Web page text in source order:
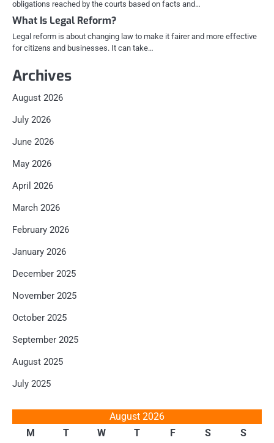
obligations reached by the courts based on facts and…
What Is Legal Reform?
Legal reform is about changing law to make it fairer and more effective
for citizens and businesses. It can take…
Archives
August 2026
July 2026
June 2026
May 2026
April 2026
March 2026
February 2026
January 2026
December 2025
November 2025
October 2025
September 2025
August 2025
July 2025
August 2026
M
T W T F S
S